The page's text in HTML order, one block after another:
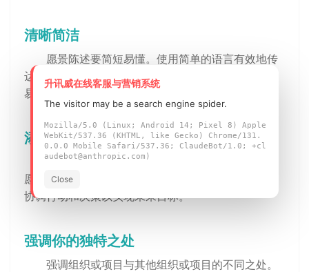
清晰简洁
愿景陈述要简短易懂。使用简单的语言有效地传
达信息，避免冗长复杂的陈述。越简单，人们就越容
易记住和内化。
添加贵公司的价值观和信念
融入指导组织或项目的核心价值观和信念。您的
愿景声明应符合这些原则并反映您的立场。这有助于
协调行动和决策以实现未来目标。
强调你的独特之处
强调组织或项目与其他组织或项目的不同之处。
升讯威在线客服与营销系统
The visitor may be a search engine spider.
Mozilla/5.0 (Linux; Android 14; Pixel 8) Apple
WebKit/537.36 (KHTML, like Gecko) Chrome/131.
0.0.0 Mobile Safari/537.36; ClaudeBot/1.0; +cl
audebot@anthropic.com)
Close